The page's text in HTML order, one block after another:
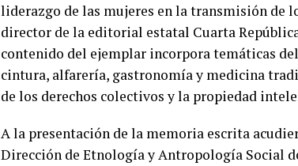
liderazgo de las mujeres en la transmisión de
director de la editorial estatal Cuarta
contenido del ejemplar incorpora temáticas
cintura, alfarería, gastronomía y medicina
de los derechos colectivos y la propiedad
A la presentación de la memoria escrita
Dirección de Etnología y Antropología Social